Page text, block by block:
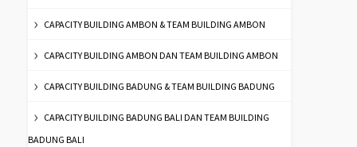
CAPACITY BUILDING AMBON & TEAM BUILDING AMBON
CAPACITY BUILDING AMBON DAN TEAM BUILDING AMBON
CAPACITY BUILDING BADUNG & TEAM BUILDING BADUNG
CAPACITY BUILDING BADUNG BALI DAN TEAM BUILDING
BADUNG BALI